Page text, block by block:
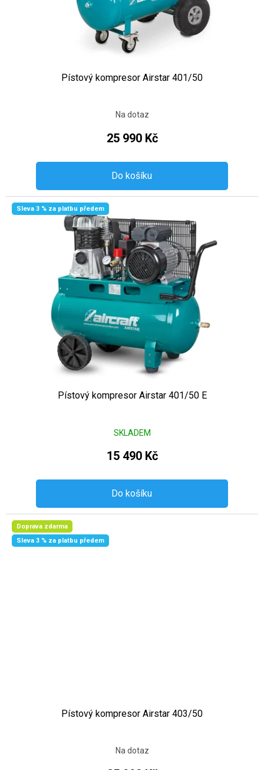
Pístový kompresor Airstar 401/50
Na dotaz
25 990 Kč
Do košíku
Sleva 3 % za platbu předem
Pístový kompresor Airstar 401/50 E
SKLADEM
15 490 Kč
Do košíku
Doprava zdarma
Sleva 3 % za platbu předem
Pístový kompresor Airstar 403/50
Na dotaz